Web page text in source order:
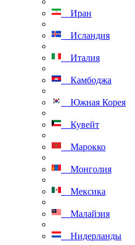
Иран
Исландия
Италия
Камбоджа
Южная Корея
Кувейт
Марокко
Монголия
Мексика
Малайзия
Нидерланды